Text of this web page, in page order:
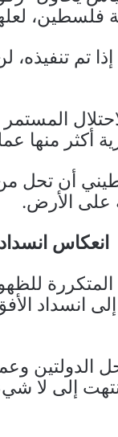
فلسطين،
تم
أكثر منها
أن تحل
على الأرض.
انعكاس
إلى انسداد
الدولتين
إلى لا